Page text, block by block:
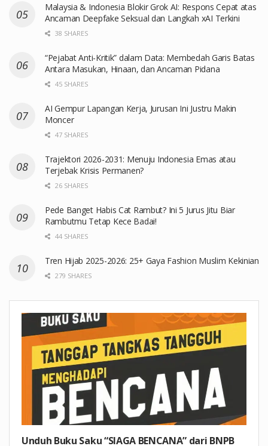
Malaysia & Indonesia Blokir Grok AI: Respons Cepat atas
Ancaman Deepfake Seksual dan Langkah xAI Terkini
38 SHARES
“Pejabat Anti-Kritik” dalam Data: Membedah Garis Batas
Antara Masukan, Hinaan, dan Ancaman Pidana
45 SHARES
AI Gempur Lapangan Kerja, Jurusan Ini Justru Makin
Moncer
47 SHARES
Trajektori 2026-2031: Menuju Indonesia Emas atau
Terjebak Krisis Permanen?
26 SHARES
Pede Banget Habis Cat Rambut? Ini 5 Jurus Jitu Biar
Rambutmu Tetap Kece Badai!
44 SHARES
Tren Hijab 2025-2026: 25+ Gaya Fashion Muslim Kekinian
279 SHARES
Unduh Buku Saku “SIAGA BENCANA” dari BNPB